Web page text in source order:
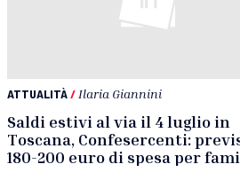
ATTUALITÀ/ Ilaria Giannini
Saldi estivi al via il 4 luglio in
Toscana, Confesercenti:
180-200 euro di spesa per